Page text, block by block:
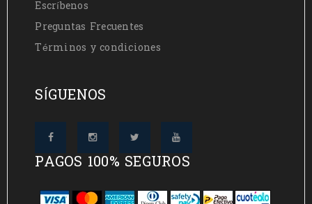
Escríbenos
Preguntas Frecuentes
Términos y condiciones
SÍGUENOS
PAGOS 100% SEGUROS